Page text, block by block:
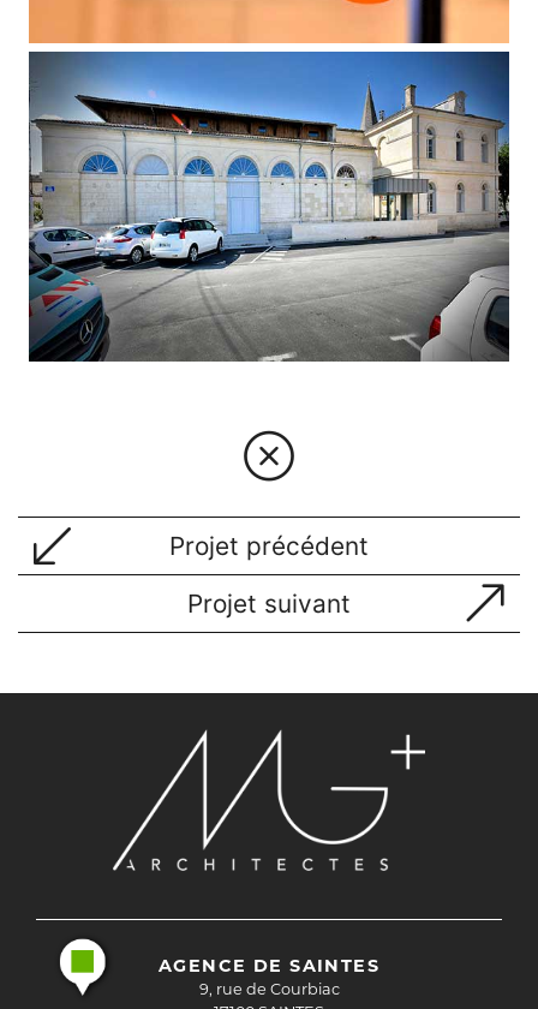
Projet précédent
Projet suivant
AGENCE DE SAINTES
9, rue de Courbiac